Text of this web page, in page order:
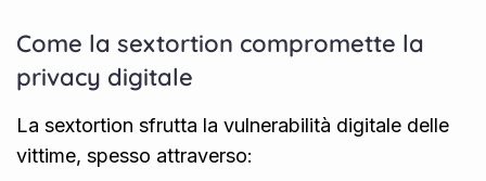
Come la sextortion compromette la
privacy digitale
La sextortion sfrutta la vulnerabilità digitale delle
vittime, spesso attraverso: